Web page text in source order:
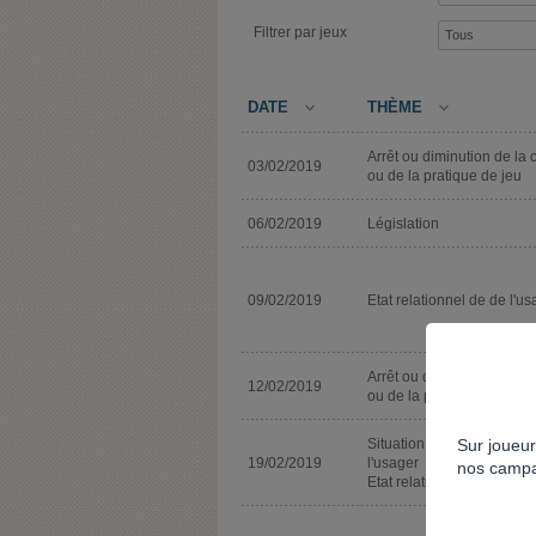
Filtrer par jeux
DATE THÈME
03/02/2019
Arrêt ou diminution de la
ou de la pratique de jeu
06/02/2019 Législation
09/02/2019 Etat relationnel de de
12/02/2019
Arrêt ou diminution de la
ou de la pratique de jeu
19/02/2019
Situation sociale ou
l'usager
Etat relationnel de de
Sur
nos